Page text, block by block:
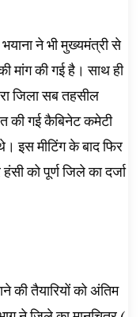
ने भी मुख्यमंत्री से
मांग की गई है। साथ ही
जिला सब तहसील
की गई कैबिनेट कमेटी
इस मीटिंग के बाद फिर
को पूर्ण जिले का दर्जा
की तैयारियों को अंतिम